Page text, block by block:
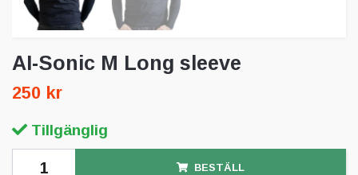
AI-Sonic M Long sleeve
250 kr
Tillgänglig
BESTÄLL